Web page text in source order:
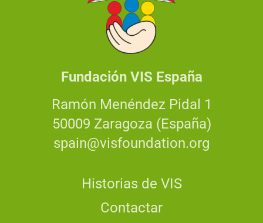
Fundación VIS España
Ramón Menéndez Pidal 1
50009 Zaragoza (España)
spain@visfoundation.org
Historias de VIS
Contactar